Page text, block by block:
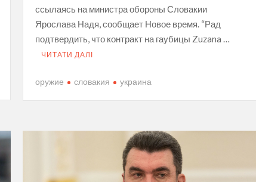
ссылаясь на министра обороны Словакии
Ярослава Надя, сообщает Новое время. “Рад
подтвердить, что контракт на гаубицы Zuzana …
ЧИТАТИ ДАЛІ
оружие словакия украина